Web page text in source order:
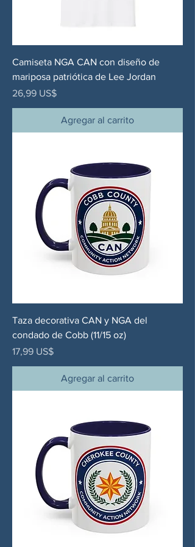
Camiseta NGA CAN con diseño de
mariposa patriótica de Lee Jordan
Precio
26,99 US$
Agregar al carrito
Taza decorativa CAN y NGA del
condado de Cobb (11/15 oz)
Precio
17,99 US$
Agregar al carrito